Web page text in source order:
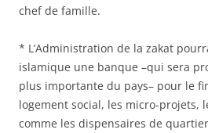
chef de famille.
* L’Administration de la zakat
islamique une banque –qui sera
plus importante du pays– pour le
logement social, les micro-projets,
comme les dispensaires de